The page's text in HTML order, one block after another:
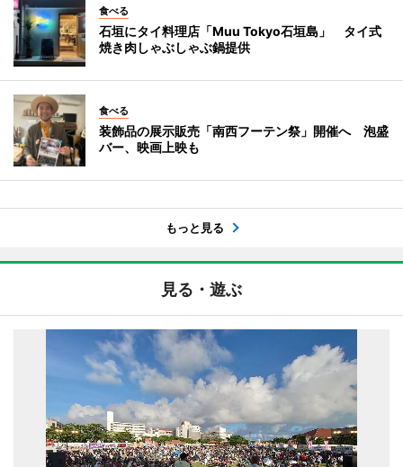
食べる
石垣にタイ料理店「Muu Tokyo石垣島」 タイ式
焼き肉しゃぶしゃぶ鍋提供
食べる
装飾品の展示販売「南西フーテン祭」開催へ 泡盛
バー、映画上映も
もっと見る
見る・遊ぶ